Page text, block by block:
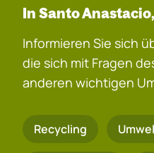
In Santo
Informieren Sie sich
die sich mit Fragen
anderen wichtigen
Recycling